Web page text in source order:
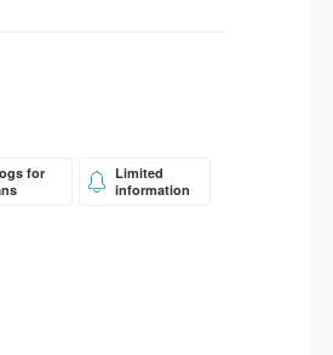
for
Limited
information